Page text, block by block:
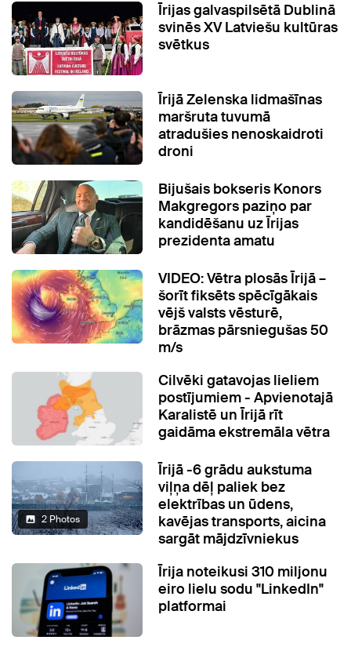
Īrijas galvaspilsētā Dublinā
svinēs XV Latviešu kultūras
svētkus
Īrijā Zelenska lidmašīnas
maršruta tuvumā
atradušies nenoskaidroti
droni
Bijušais bokseris Konors
Makgregors paziņo par
kandidēšanu uz Īrijas
prezidenta amatu
VIDEO: Vētra plosās Īrijā –
šorīt fiksēts spēcīgākais
vējš valsts vēsturē,
brāzmas pārsniegušas 50
m/s
Cilvēki gatavojas lieliem
postījumiem - Apvienotajā
Karalistē un Īrijā rīt
gaidāma ekstremāla vētra
2 Photos
Īrijā -6 grādu aukstuma
viļņa dēļ paliek bez
elektrības un ūdens,
kavējas transports, aicina
sargāt mājdzīvniekus
Īrija noteikusi 310 miljonu
eiro lielu sodu "LinkedIn"
platformai